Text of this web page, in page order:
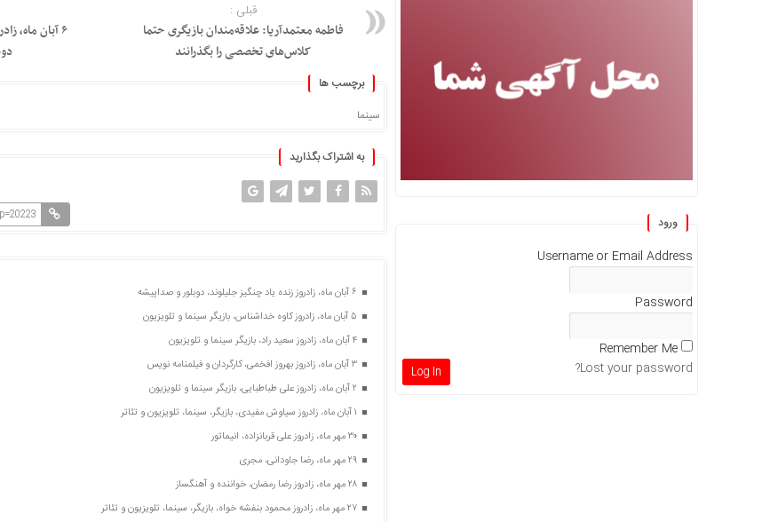
ورود
Username or Email Address
Password
Lost your password?
۶ آبان ماه،
قبلی :
فاطمه معتمدآریا: علاقه‌مندان بازیگری حتما
کلاس‌های تخصصی را بگذرانند
برچسب ها
سینما
به اشتراک بگذارید